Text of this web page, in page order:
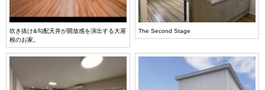
吹き抜け&勾配天井が開放感を演出する大屋
根のお家。
The Second Stage